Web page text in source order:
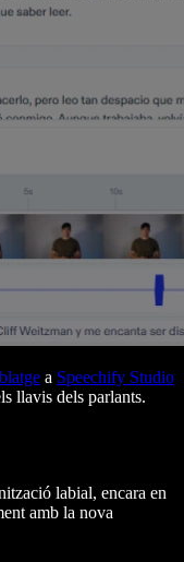
a Speechify Studio
llavis dels parlants.
labial, encara en
amb la nova